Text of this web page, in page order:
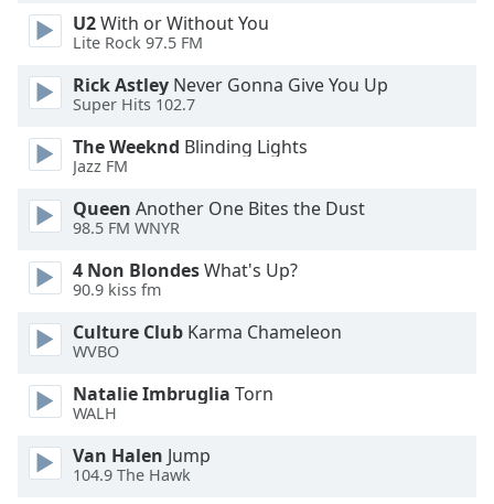
Text
Color
Opacity
Text
Color
Opacity
Caption
Background
Color
Opacity
U2With or Without You
Lite Rock 97.5 FM
Rick Astley Never Gonna Give You Up
Super Hits 102.7
The Weeknd Blinding Lights
Jazz FM
Queen Another One Bites the Dust
98.5 FM WNYR
4 Non BlondesWhat's Up?
90.9 kiss fm
Culture Club Karma Chameleon
WVBO
Natalie Imbruglia Torn
WALH
Van Halen Jump
104.9 The Hawk